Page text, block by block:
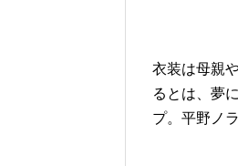
衣装は母親
るとは、夢
プ。平野ノ